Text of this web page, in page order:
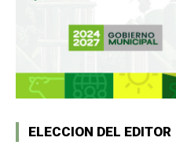
ELECCION DEL EDITOR